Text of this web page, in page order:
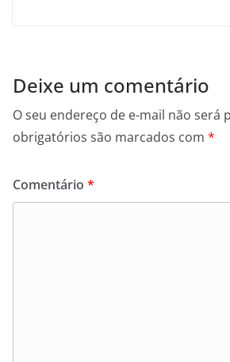
Deixe um comentário
O seu endereço de e-mail não será
obrigatórios são marcados com *
Comentário *